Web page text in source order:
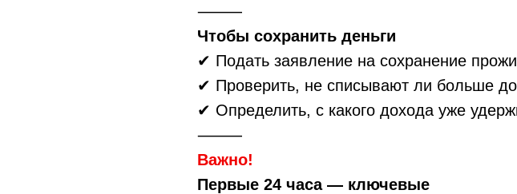
⸻
Чтобы сохранить деньги
✔ Подать заявление на сохранение
✔ Проверить, не списывают ли больше
✔ Определить, с какого дохода уже
⸻
Важно!
Первые 24 часа — ключевые